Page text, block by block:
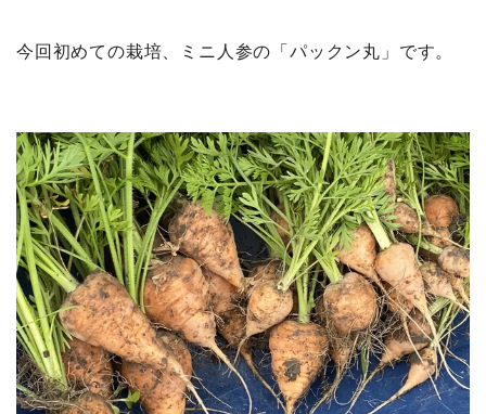
今回初めての栽培、ミニ人参の「パックン丸」です。